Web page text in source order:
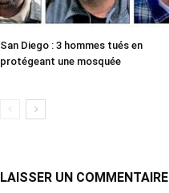
San Diego : 3 hommes tués en
protégeant une mosquée
LAISSER UN COMMENTAIRE